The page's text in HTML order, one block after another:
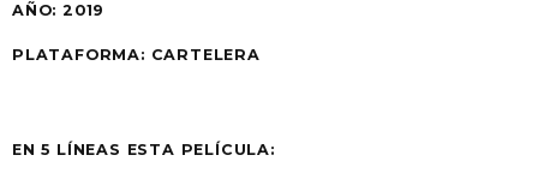
AÑO: 2019
PLATAFORMA: CARTELERA
EN 5 LÍNEAS ESTA PELÍCULA: